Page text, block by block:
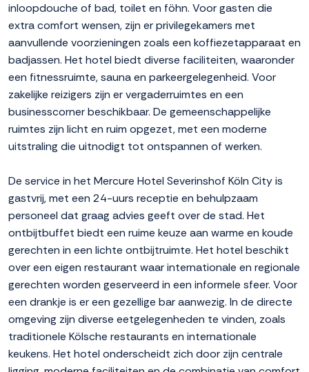
inloopdouche of bad, toilet en föhn. Voor gasten die
extra comfort wensen, zijn er privilegekamers met
aanvullende voorzieningen zoals een koffiezetapparaat en
badjassen. Het hotel biedt diverse faciliteiten, waaronder
een fitnessruimte, sauna en parkeergelegenheid. Voor
zakelijke reizigers zijn er vergaderruimtes en een
businesscorner beschikbaar. De gemeenschappelijke
ruimtes zijn licht en ruim opgezet, met een moderne
uitstraling die uitnodigt tot ontspannen of werken.
De service in het Mercure Hotel Severinshof Köln City is
gastvrij, met een 24-uurs receptie en behulpzaam
personeel dat graag advies geeft over de stad. Het
ontbijtbuffet biedt een ruime keuze aan warme en koude
gerechten in een lichte ontbijtruimte. Het hotel beschikt
over een eigen restaurant waar internationale en regionale
gerechten worden geserveerd in een informele sfeer. Voor
een drankje is er een gezellige bar aanwezig. In de directe
omgeving zijn diverse eetgelegenheden te vinden, zoals
traditionele Kölsche restaurants en internationale
keukens. Het hotel onderscheidt zich door zijn centrale